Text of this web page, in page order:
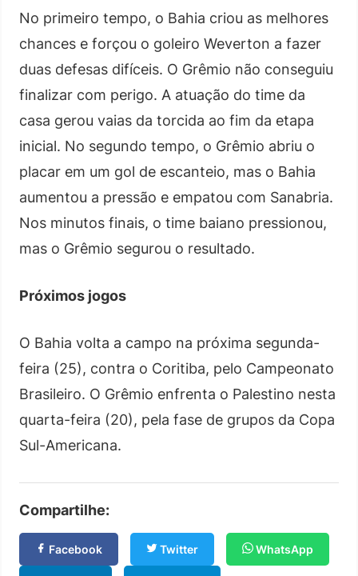
No primeiro tempo, o Bahia criou as melhores
chances e forçou o goleiro Weverton a fazer
duas defesas difíceis. O Grêmio não conseguiu
finalizar com perigo. A atuação do time da
casa gerou vaias da torcida ao fim da etapa
inicial. No segundo tempo, o Grêmio abriu o
placar em um gol de escanteio, mas o Bahia
aumentou a pressão e empatou com Sanabria.
Nos minutos finais, o time baiano pressionou,
mas o Grêmio segurou o resultado.
Próximos jogos
O Bahia volta a campo na próxima segunda-
feira (25), contra o Coritiba, pelo Campeonato
Brasileiro. O Grêmio enfrenta o Palestino nesta
quarta-feira (20), pela fase de grupos da Copa
Sul-Americana.
Compartilhe:
Facebook Twitter WhatsApp